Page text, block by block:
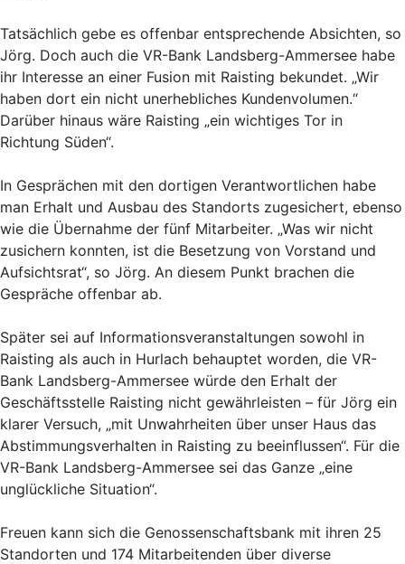
Tatsächlich gebe es offenbar entsprechende Absichten, so
Jörg. Doch auch die VR-Bank Landsberg-Ammersee habe
ihr Interesse an einer Fusion mit Raisting bekundet. „Wir
haben dort ein nicht unerhebliches Kundenvolumen.“
Darüber hinaus wäre Raisting „ein wichtiges Tor in
Richtung Süden“.
In Gesprächen mit den dortigen Verantwortlichen habe
man Erhalt und Ausbau des Standorts zugesichert, ebenso
wie die Übernahme der fünf Mitarbeiter. „Was wir nicht
zusichern konnten, ist die Besetzung von Vorstand und
Aufsichtsrat“, so Jörg. An diesem Punkt brachen die
Gespräche offenbar ab.
Später sei auf Informationsveranstaltungen sowohl in
Raisting als auch in Hurlach behauptet worden, die VR-
Bank Landsberg-Ammersee würde den Erhalt der
Geschäftsstelle Raisting nicht gewährleisten – für Jörg ein
klarer Versuch, „mit Unwahrheiten über unser Haus das
Abstimmungsverhalten in Raisting zu beeinflussen“. Für die
VR-Bank Landsberg-Ammersee sei das Ganze „eine
unglückliche Situation“.
Freuen kann sich die Genossenschaftsbank mit ihren 25
Standorten und 174 Mitarbeitenden über diverse